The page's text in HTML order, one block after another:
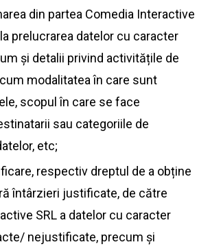
din partea Comedia Interactive
prelucrarea datelor cu caracter
și detalii privind activitățile de
modalitatea în care sunt
scopul în care se face
sau categoriile de
etc;
respectiv dreptul de a obține
întârzieri justificate, de către
SRL a datelor cu caracter
nejustificate, precum și